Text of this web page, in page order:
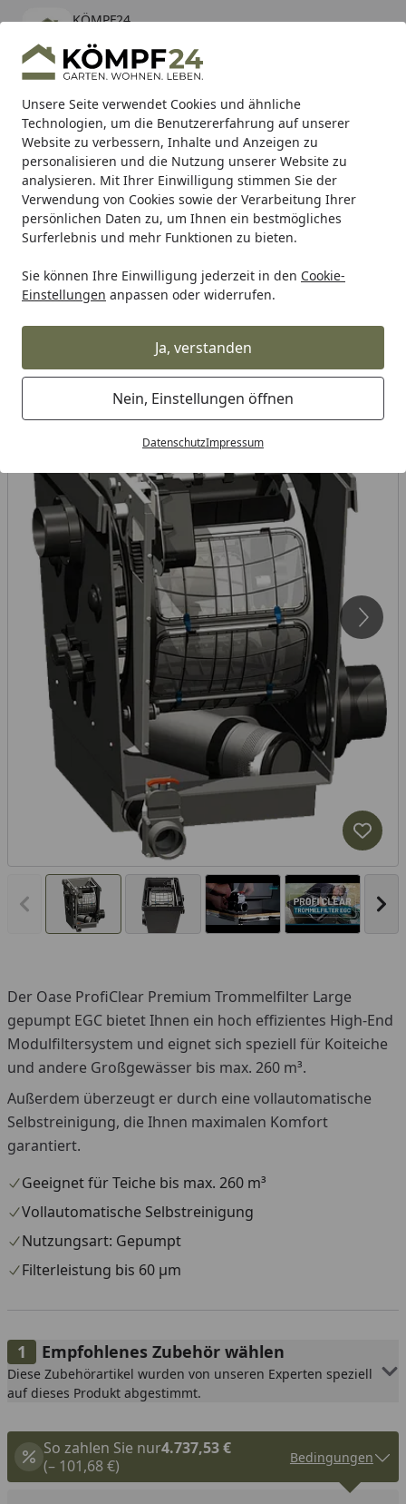
Unsere Seite verwendet Cookies und ähnliche
Technologien, um die Benutzererfahrung auf unserer
Website zu verbessern, Inhalte und Anzeigen zu
personalisieren und die Nutzung unserer Website zu
analysieren. Mit Ihrer Einwilligung stimmen Sie der
Verwendung von Cookies sowie der Verarbeitung Ihrer
persönlichen Daten zu, um Ihnen ein bestmögliches
Surferlebnis und mehr Funktionen zu bieten.
Sie können Ihre Einwilligung jederzeit in den Cookie-
Einstellungen anpassen oder widerrufen.
Ja, verstanden
Nein, Einstellungen öffnen
DatenschutzImpressum
KÖMPF24
kostenlos - Im App Store
Hotline
Alle Produkte
Mein Konto
Suchen
Karibu Pools inkl. gratis Sandfilteranlage & Pool-
Starterset (Gesamtwert bis 468,99€)
Startseite
Teich Teichfilter Modulfilter für den Teich &
Oase ProfiClear Premium
Trommelfilter TF-L gepumpt EGC
Vorheriges Bild anzeigen
Der Oase ProfiClear Premium Trommelfilter Large
gepumpt EGC bietet Ihnen ein hoch effizientes High-End
Modulfiltersystem und eignet sich speziell für Koiteiche
und andere Großgewässer bis max. 260 m³.
Außerdem überzeugt er durch eine vollautomatische
Selbstreinigung, die Ihnen maximalen Komfort
garantiert.
Geeignet für Teiche bis max. 260 m³
Vollautomatische Selbstreinigung
Nutzungsart: Gepumpt
Filterleistung bis 60 µm
Empfohlenes Zubehör wählen
Diese Zubehörartikel wurden von unseren Experten speziell
auf dieses Produkt abgestimmt.
So zahlen Sie nur4.737,53 €
(– 101,68 €)
Bedingungen